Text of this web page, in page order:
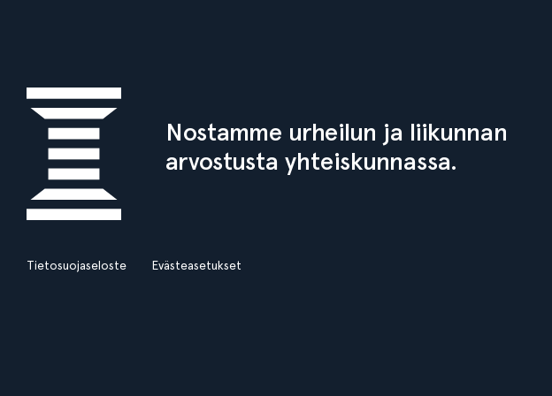
Nostamme urheilun ja liikunnan
arvostusta yhteiskunnassa.
Tietosuojaseloste Evästeasetukset